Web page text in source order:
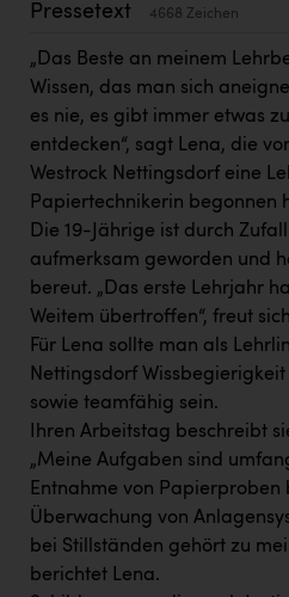
PEZ
PÜSPÖK
REMAX
RE/MAX Welcome
Resch&Frisch
RUBBLE MASTER
Ruderclub Wels
SCRI - Salzburg Cancer
SCHMACHTL GmbH
Schwingshandl - automation
Seher + Partner
Smurfit Westrock Nettingsdorf
Pressetext 4668 Zeichen
„Das Beste an meinem
Wissen, das man sich
es nie, es gibt immer etwas
entdecken“, sagt Lena, die
Westrock Nettingsdorf eine
Papiertechnikerin begonnen
Die 19-Jährige ist durch
aufmerksam geworden und
bereut. „Das erste Lehrjahr
Weitem übertroffen“, freut
Für Lena sollte man als
Nettingsdorf
sowie teamfähig sein.
Ihren Arbeitstag beschreibt
„Meine Aufgaben sind
Entnahme von Papierproben
Überwachung von
bei Stillständen gehört zu
berichtet Lena.